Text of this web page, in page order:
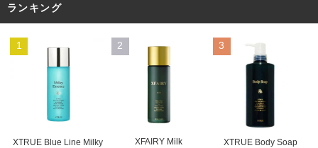
ランキング
1
XTRUE Blue Line Milky
2
XFAIRY Milk
3
XTRUE Body Soap